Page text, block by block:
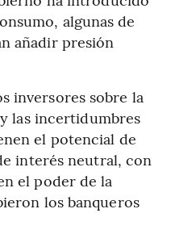
algunas de
añadir presión
inversores sobre la
las incertidumbres
el potencial de
interés neutral, con
el poder de la
los banqueros